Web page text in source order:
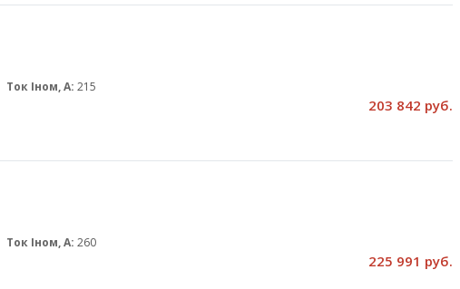
Ток Iном, А: 215
203 842 руб.
Ток Iном, А: 260
225 991 руб.